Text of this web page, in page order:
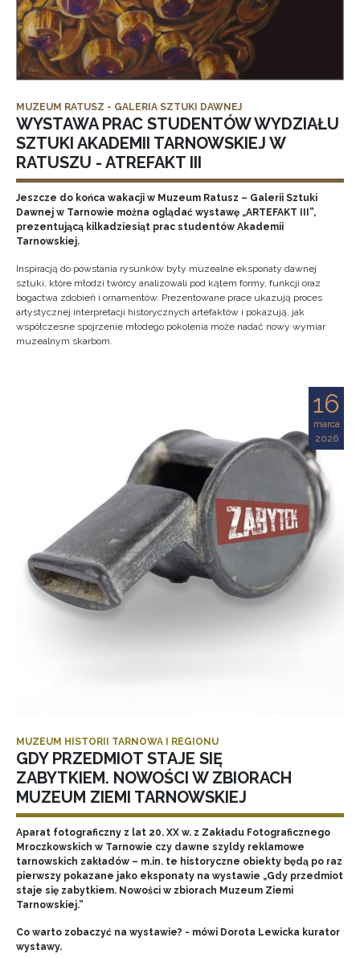
MUZEUM RATUSZ - GALERIA SZTUKI DAWNEJ
WYSTAWA PRAC STUDENTÓW WYDZIAŁU
SZTUKI AKADEMII TARNOWSKIEJ W
RATUSZU - ATREFAKT III
Jeszcze do końca wakacji w Muzeum Ratusz – Galerii Sztuki
Dawnej w Tarnowie można oglądać wystawę „ARTEFAKT III”,
prezentującą kilkadziesiąt prac studentów Akademii
Tarnowskiej.
Inspiracją do powstania rysunków były muzealne eksponaty dawnej
sztuki, które młodzi twórcy analizowali pod kątem formy, funkcji oraz
bogactwa zdobień i ornamentów. Prezentowane prace ukazują proces
artystycznej interpretacji historycznych artefaktów i pokazują, jak
współczesne spojrzenie młodego pokolenia może nadać nowy wymiar
muzealnym skarbom.
16
marca
2026
MUZEUM HISTORII TARNOWA I REGIONU
GDY PRZEDMIOT STAJE SIĘ
ZABYTKIEM. NOWOŚCI W ZBIORACH
MUZEUM ZIEMI TARNOWSKIEJ
Aparat fotograficzny z lat 20. XX w. z Zakładu Fotograficznego
Mroczkowskich w Tarnowie czy dawne szyldy reklamowe
tarnowskich zakładów – m.in. te historyczne obiekty będą po raz
pierwszy pokazane jako eksponaty na wystawie „Gdy przedmiot
staje się zabytkiem. Nowości w zbiorach Muzeum Ziemi
Tarnowskiej.”
Co warto zobaczyć na wystawie? - mówi Dorota Lewicka kurator
wystawy.